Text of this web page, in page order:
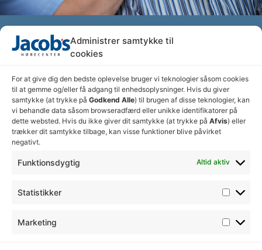
Administrer samtykke til
cookies
For at give dig den bedste oplevelse bruger vi teknologier såsom cookies
til at gemme og/eller få adgang til enhedsoplysninger. Hvis du giver
samtykke (at trykke på Godkend Alle) til brugen af disse teknologier, kan
vi behandle data såsom browseradfærd eller unikke identifikatorer på
dette websted. Hvis du ikke giver dit samtykke (at trykke på Afvis) eller
trækker dit samtykke tilbage, kan visse funktioner blive påvirket
negativt.
Funktionsdygtig Altid aktiv
Statistikker
Marketing
Lad os teste din hørelse
Har du svært ved at følge med i samtalen omkring
bordet eller skal du have alt gentaget, når andre
taler til dig.
Så lider du måske i en eller anden grad af et
høretab. Det finder du edst ud af ved at lade os
hvilket høreapparat, der kan hjælpe dig med at få